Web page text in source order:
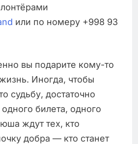
или по номеру +998 93
вы подарите кому-то
Иногда, чтобы
судьбу, достаточно
билета, одного
ждут тех, кто
добра — кто станет